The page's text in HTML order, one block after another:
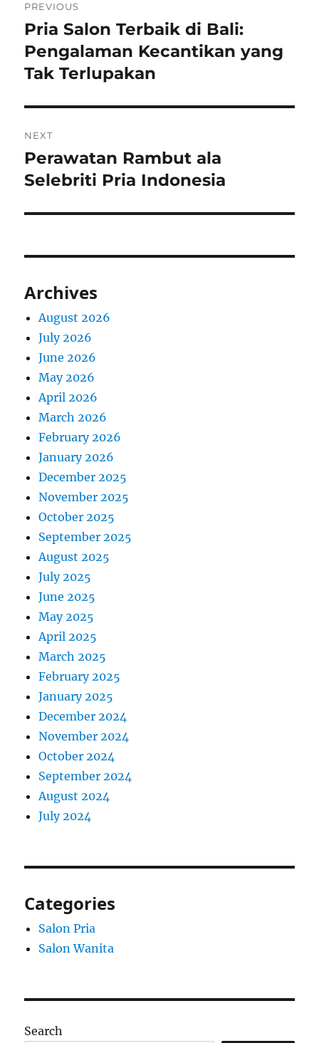
navigation
PREVIOUS
Previous
post:
Pria Salon Terbaik di Bali:
Pengalaman Kecantikan yang
Tak Terlupakan
NEXT
Next
post:
Perawatan Rambut ala
Selebriti Pria Indonesia
Archives
August 2026
July 2026
June 2026
May 2026
April 2026
March 2026
February 2026
January 2026
December 2025
November 2025
October 2025
September 2025
August 2025
July 2025
June 2025
May 2025
April 2025
March 2025
February 2025
January 2025
December 2024
November 2024
October 2024
September 2024
August 2024
July 2024
Categories
Salon Pria
Salon Wanita
Search